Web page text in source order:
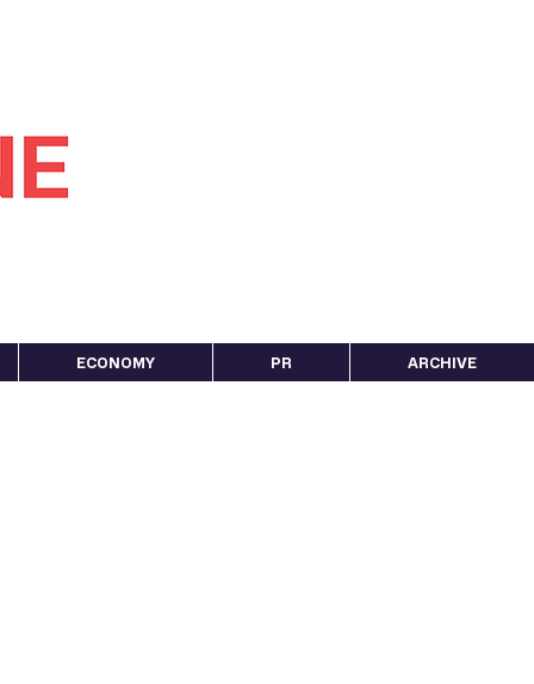
ECONOMY PR ARCHIVE